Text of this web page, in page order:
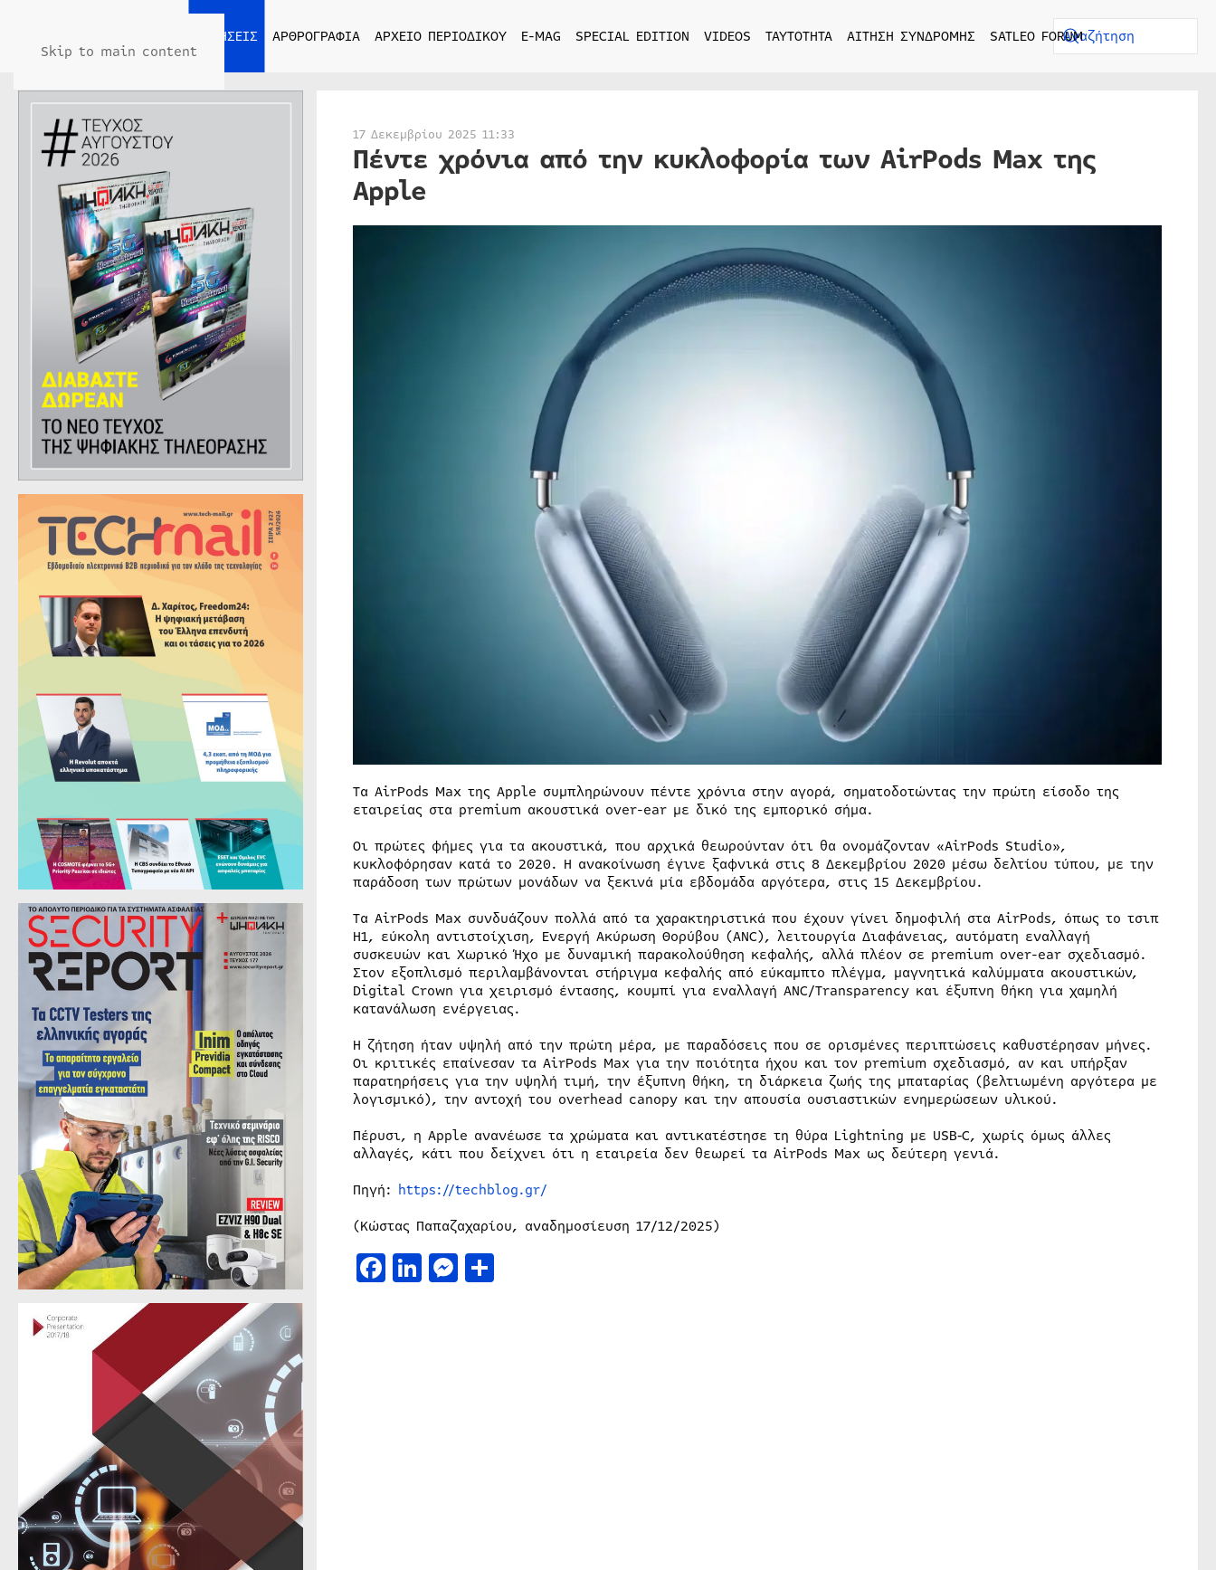
Skip to main content
ΕΙΔΗΣΕΙΣ ΑΡΘΡΟΓΡΑΦΙΑ ΑΡΧΕΙΟ ΠΕΡΙΟΔΙΚΟΥ E-MAG SPECIAL EDITION VIDEOS ΤΑΥΤΟΤΗΤΑ ΑΙΤΗΣΗ ΣΥΝΔΡΟΜΗΣ SATLEO FORUM
17 Δεκεμβρίου 2025 11:33
Πέντε χρόνια από την κυκλοφορία των AirPods Max της
Apple
Τα AirPods Max της Apple συμπληρώνουν πέντε χρόνια στην αγορά, σηματοδοτώντας την πρώτη είσοδο της
εταιρείας στα premium ακουστικά over-ear με δικό της εμπορικό σήμα.
Οι πρώτες φήμες για τα ακουστικά, που αρχικά θεωρούνταν ότι θα ονομάζονταν «AirPods Studio»,
κυκλοφόρησαν κατά το 2020. Η ανακοίνωση έγινε ξαφνικά στις 8 Δεκεμβρίου 2020 μέσω δελτίου τύπου, με την
παράδοση των πρώτων μονάδων να ξεκινά μία εβδομάδα αργότερα, στις 15 Δεκεμβρίου.
Τα AirPods Max συνδυάζουν πολλά από τα χαρακτηριστικά που έχουν γίνει δημοφιλή στα AirPods, όπως το τσιπ
H1, εύκολη αντιστοίχιση, Ενεργή Ακύρωση Θορύβου (ANC), λειτουργία Διαφάνειας, αυτόματη εναλλαγή
συσκευών και Χωρικό Ήχο με δυναμική παρακολούθηση κεφαλής, αλλά πλέον σε premium over-ear σχεδιασμό.
Στον εξοπλισμό περιλαμβάνονται στήριγμα κεφαλής από εύκαμπτο πλέγμα, μαγνητικά καλύμματα ακουστικών,
Digital Crown για χειρισμό έντασης, κουμπί για εναλλαγή ANC/Transparency και έξυπνη θήκη για χαμηλή
κατανάλωση ενέργειας.
Η ζήτηση ήταν υψηλή από την πρώτη μέρα, με παραδόσεις που σε ορισμένες περιπτώσεις καθυστέρησαν μήνες.
Οι κριτικές επαίνεσαν τα AirPods Max για την ποιότητα ήχου και τον premium σχεδιασμό, αν και υπήρξαν
παρατηρήσεις για την υψηλή τιμή, την έξυπνη θήκη, τη διάρκεια ζωής της μπαταρίας (βελτιωμένη αργότερα με
λογισμικό), την αντοχή του overhead canopy και την απουσία ουσιαστικών ενημερώσεων υλικού.
Πέρυσι, η Apple ανανέωσε τα χρώματα και αντικατέστησε τη θύρα Lightning με USB‑C, χωρίς όμως άλλες
αλλαγές, κάτι που δείχνει ότι η εταιρεία δεν θεωρεί τα AirPods Max ως δεύτερη γενιά.
Πηγή: https://techblog.gr/
(Κώστας Παπαζαχαρίου, αναδημοσίευση 17/12/2025)
Facebook
LinkedIn
Messenger
Μοιραστείτε